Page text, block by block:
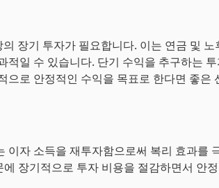
장기 투자가 필요합니다. 이는 연금 및
적일 수 있습니다. 단기 수익을 추구하는
으로 안정적인 수익을 목표로 한다면 좋은
이자 소득을 재투자함으로써 복리 효과를
장기적으로 투자 비용을 절감하면서 안